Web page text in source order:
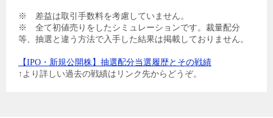
※ 差益は取引手数料を考慮していません。
※ 全て初値売りをしたシミュレーションです。裁量配分
等、抽選と違う方法で入手した結果は掲載しておりません。
【IPO・新規公開株】抽選配分当選履歴とその戦績
↑より詳しい過去の戦績はリンク先からどうぞ。